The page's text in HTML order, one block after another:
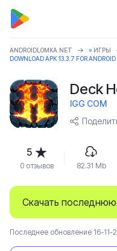
ANDROIDLOMKA.NET » ИГРЫ
DOWNLOAD APK 13.3.7 FOR ANDROID
Deck
IGG COM
Скачать
Последнее обновление 16-11-
5
0 отзывов 82.31 Mb